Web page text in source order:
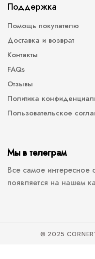
Поддержка
Помощь покупателю
Доставка и возврат
Контакты
FAQs
Отзывы
Политика
Пользовательское
Мы в телеграм
Все самое интересное
появляется на нашем
© 2025